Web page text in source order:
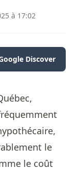
à 17:02
Discover
le
le coût